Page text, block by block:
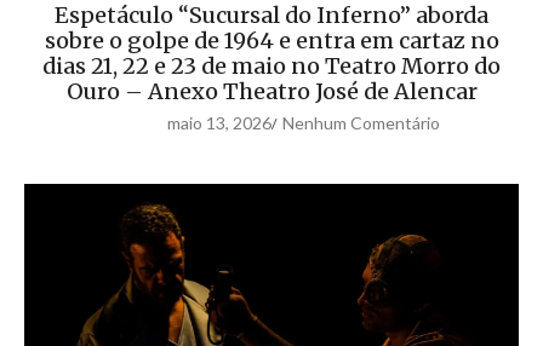
Espetáculo “Sucursal do Inferno” aborda
sobre o golpe de 1964 e entra em cartaz no
dias 21, 22 e 23 de maio no Teatro Morro do
Ouro – Anexo Theatro José de Alencar
maio 13, 2026/ Nenhum Comentário